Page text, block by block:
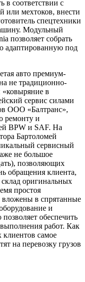
в соответствии с
или мехтоков, внести
спецтехники
Модульный
позволяет собрать
адаптированную под
авто премиум-
не традиционно-
«ковыряние в
сервис силами
ООО «Балтранс»,
ремонту и
BPW и SAF. На
Бартоломей
сервисный
не большое
позволяющих
обращения клиента,
оригинальных
простоя
вложены в спрятанные
и
обеспечить
работ. Как
клиентов самое
на перевозку грузов